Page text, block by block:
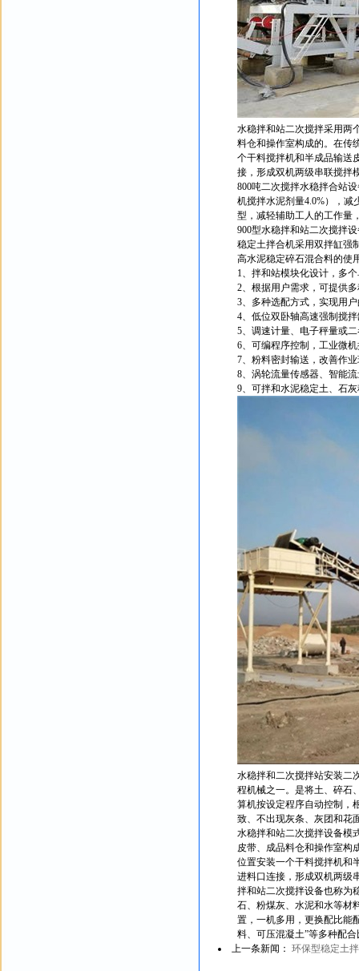
水稳拌和站二次搅拌采用两
料仓和操作室构成的。在传
个干料搅拌机和半成品输送
接，形成双机两级串联搅拌
800吨二次搅拌水稳拌合站
机搅拌水泥剂量4.0%），
型，减轻辅助工人的工作量
900型水稳拌和站二次搅拌
稳定土拌合机采用双拌缸强
高水泥稳定碎石混合料的使
1、拌和站模块化设计，多
2、根据用户需求，可提供
3、多种选配方式，实现用
4、低位双卧轴高速强制搅
5、调速计量、电子秤量或
6、可编程序控制，工业微
7、粉料密封输送，改善作
8、涡轮流量传感器、智能
9、可拌和水泥稳定土、石
水稳拌和二次搅拌站安装二
程机械之一。是将土、碎石
算机按设定程序自动控制，
致、不出现灰条、灰团和花
水稳拌和站二次搅拌设备模
皮带、成品料仓和操作室构
位置安装一个干料搅拌机和
进料口连接，形成双机两级
拌和站二次搅拌设备也称为
石、粉煤灰、水泥和水等材
置，一机多用，更换配比能
料、可压混凝土”等多种配
上一条新闻： 环保型稳定土